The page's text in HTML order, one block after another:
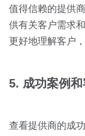
值得信赖的提供
供有关客户需求
更好地理解客户
5. 成功案例
查看提供商的成